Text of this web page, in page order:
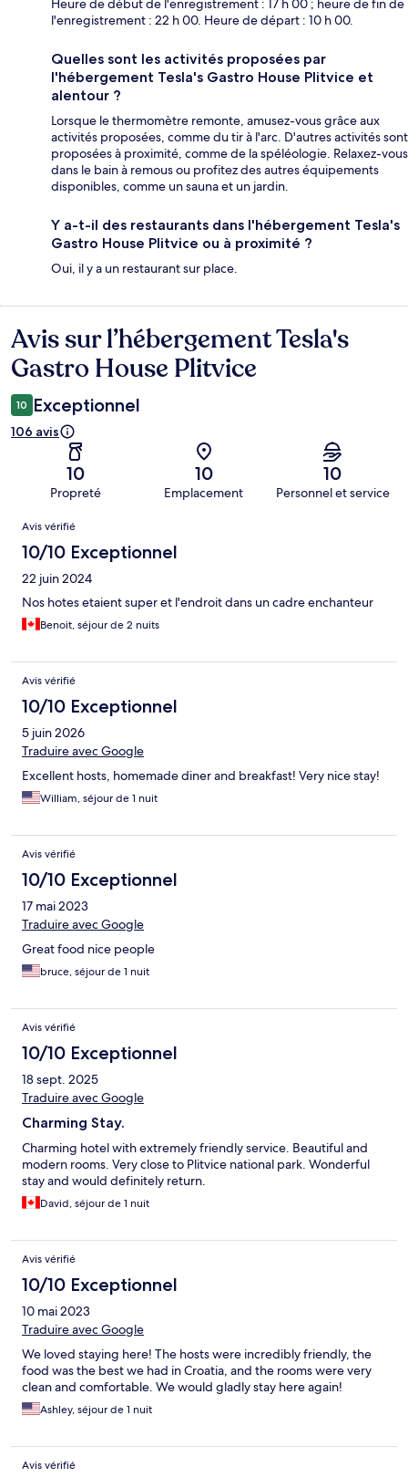
Heure de début de l'enregistrement : 17 h 00 ; heure de fin de
l'enregistrement : 22 h 00. Heure de départ : 10 h 00.
Quelles sont les activités proposées par
l'hébergement Tesla's Gastro House Plitvice et
alentour ?
Lorsque le thermomètre remonte, amusez-vous grâce aux
activités proposées, comme du tir à l'arc. D'autres activités sont
proposées à proximité, comme de la spéléologie. Relaxez-vous
dans le bain à remous ou profitez des autres équipements
disponibles, comme un sauna et un jardin.
Y a-t-il des restaurants dans l'hébergement Tesla's
Gastro House Plitvice ou à proximité ?
Oui, il y a un restaurant sur place.
Avis
Avis sur l’hébergement Tesla's
Gastro House Plitvice
10 Exceptionnel
106 avis
10
Propreté
10
Emplacement
10
Personnel et service
Avis
Avis vérifié
10/10 Exceptionnel
22 juin 2024
Nos hotes etaient super et l'endroit dans un cadre enchanteur
Benoit, séjour de 2 nuits
Avis vérifié
10/10 Exceptionnel
5 juin 2026
Traduire avec Google
Excellent hosts, homemade diner and breakfast! Very nice stay!
William, séjour de 1 nuit
Avis vérifié
10/10 Exceptionnel
17 mai 2023
Traduire avec Google
Great food nice people
bruce, séjour de 1 nuit
Avis vérifié
10/10 Exceptionnel
18 sept. 2025
Traduire avec Google
Charming Stay.
Charming hotel with extremely friendly service. Beautiful and
modern rooms. Very close to Plitvice national park. Wonderful
stay and would definitely return.
David, séjour de 1 nuit
Avis vérifié
10/10 Exceptionnel
10 mai 2023
Traduire avec Google
We loved staying here! The hosts were incredibly friendly, the
food was the best we had in Croatia, and the rooms were very
clean and comfortable. We would gladly stay here again!
Ashley, séjour de 1 nuit
Avis vérifié